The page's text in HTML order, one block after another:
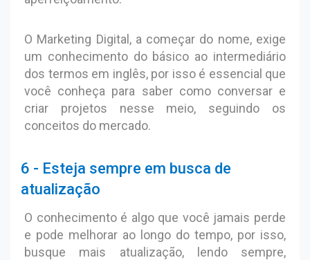
O Marketing Digital, a começar do nome, exige
um conhecimento do básico ao intermediário
dos termos em inglês, por isso é essencial que
você conheça para saber como conversar e
criar projetos nesse meio, seguindo os
conceitos do mercado.
6 - Esteja sempre em busca de
atualização
O conhecimento é algo que você jamais perde
e pode melhorar ao longo do tempo, por isso,
busque mais atualização, lendo sempre,